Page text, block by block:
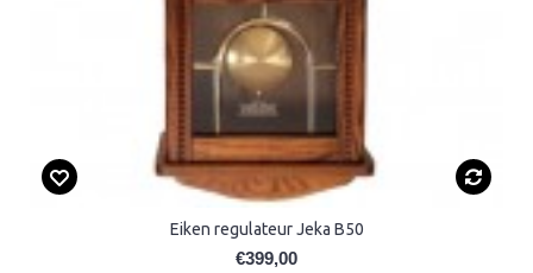
Eiken regulateur Jeka B50
€399,00